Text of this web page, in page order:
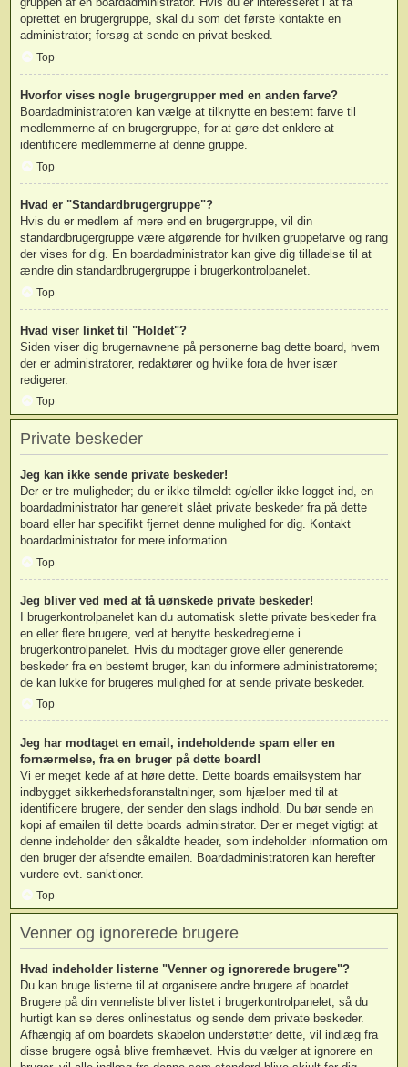
oprettet en brugergruppe, skal du som det første kontakte en
administrator; forsøg at sende en privat besked.
Top
Hvorfor vises nogle brugergrupper med en anden farve?
Boardadministratoren kan vælge at tilknytte en bestemt farve til
medlemmerne af en brugergruppe, for at gøre det enklere at
identificere medlemmerne af denne gruppe.
Top
Hvad er "Standardbrugergruppe"?
Hvis du er medlem af mere end en brugergruppe, vil din
standardbrugergruppe være afgørende for hvilken gruppefarve og rang
der vises for dig. En boardadministrator kan give dig tilladelse til at
ændre din standardbrugergruppe i brugerkontrolpanelet.
Top
Hvad viser linket til "Holdet"?
Siden viser dig brugernavnene på personerne bag dette board, hvem
der er administratorer, redaktører og hvilke fora de hver især
redigerer.
Top
Private beskeder
Jeg kan ikke sende private beskeder!
Der er tre muligheder; du er ikke tilmeldt og/eller ikke logget ind, en
boardadministrator har generelt slået private beskeder fra på dette
board eller har specifikt fjernet denne mulighed for dig. Kontakt
boardadministrator for mere information.
Top
Jeg bliver ved med at få uønskede private beskeder!
I brugerkontrolpanelet kan du automatisk slette private beskeder fra
en eller flere brugere, ved at benytte beskedreglerne i
brugerkontrolpanelet. Hvis du modtager grove eller generende
beskeder fra en bestemt bruger, kan du informere administratorerne;
de kan lukke for brugeres mulighed for at sende private beskeder.
Top
Jeg har modtaget en email, indeholdende spam eller en
fornærmelse, fra en bruger på dette board!
Vi er meget kede af at høre dette. Dette boards emailsystem har
indbygget sikkerhedsforanstaltninger, som hjælper med til at
identificere brugere, der sender den slags indhold. Du bør sende en
kopi af emailen til dette boards administrator. Der er meget vigtigt at
denne indeholder den såkaldte header, som indeholder information om
den bruger der afsendte emailen. Boardadministratoren kan herefter
vurdere evt. sanktioner.
Top
Venner og ignorerede brugere
Hvad indeholder listerne "Venner og ignorerede brugere"?
Du kan bruge listerne til at organisere andre brugere af boardet.
Brugere på din venneliste bliver listet i brugerkontrolpanelet, så du
hurtigt kan se deres onlinestatus og sende dem private beskeder.
Afhængig af om boardets skabelon understøtter dette, vil indlæg fra
disse brugere også blive fremhævet. Hvis du vælger at ignorere en